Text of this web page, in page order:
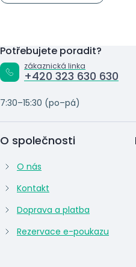
Potřebujete poradit?
zákaznická linka
+420 323 630 630
7:30–15:30 (po–pá)
O společnosti
O nás
Kontakt
Doprava a platba
Rezervace e-poukazu